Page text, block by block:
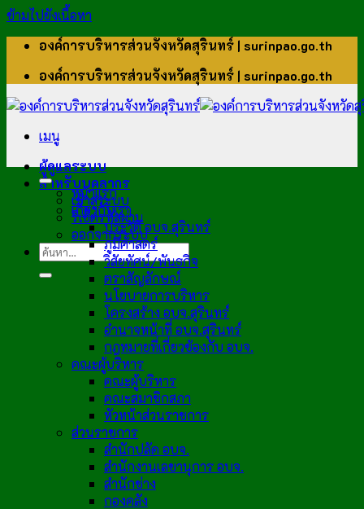
ข้ามไปยังเนื้อหา
องค์การบริหารส่วนจังหวัดสุรินทร์ | surinpao.go.th
องค์การบริหารส่วนจังหวัดสุรินทร์ | surinpao.go.th
เมนู
ผู้ดูแลระบบ
สำหรับบุคลากร
เข้าสู่ระบบ
รีเซ็ตรหัสผ่าน
ออกจากระบบ
หน้าแรก
เกี่ยวกับเรา
ประวัติ อบจ.สุรินทร์
ภูมิศาสตร์
วิสัยทัศน์/พันธกิจ
ตราสัญลักษณ์
นโยบายการบริหาร
โครงสร้าง อบจ.สุรินทร์
อำนาจหน้าที่ อบจ.สุรินทร์
กฎหมายที่เกี่ยวข้องกับ อบจ.
คณะผู้บริหาร
คณะผู้บริหาร
คณะสมาชิกสภา
หัวหน้าส่วนราชการ
ส่วนราชการ
สำนักปลัด อบจ.
สำนักงานเลขานุการ อบจ.
สำนักช่าง
กองคลัง